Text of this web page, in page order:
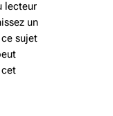
lecteur
un
sujet